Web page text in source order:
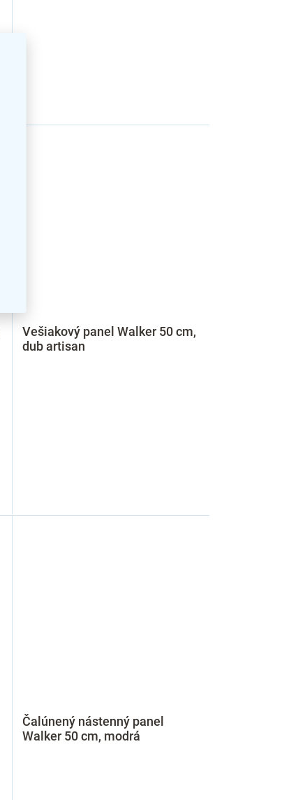
Vešiakový panel Walker 50 cm,
dub artisan
Čalúnený nástenný panel
Walker 50 cm, modrá